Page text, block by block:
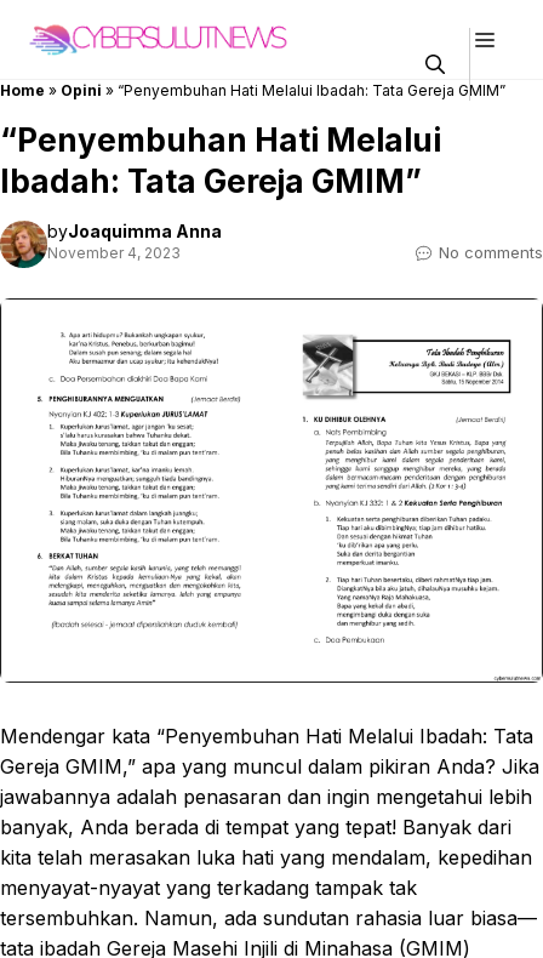
Home » Opini » “Penyembuhan Hati Melalui Ibadah: Tata Gereja GMIM”
“Penyembuhan Hati Melalui
Ibadah: Tata Gereja GMIM”
byJoaquimma Anna
November 4, 2023 No comments
Mendengar kata “Penyembuhan Hati Melalui Ibadah: Tata
Gereja GMIM,” apa yang muncul dalam pikiran Anda? Jika
jawabannya adalah penasaran dan ingin mengetahui lebih
banyak, Anda berada di tempat yang tepat! Banyak dari
kita telah merasakan luka hati yang mendalam, kepedihan
menyayat-nyayat yang terkadang tampak tak
tersembuhkan. Namun, ada sundutan rahasia luar biasa—
tata ibadah Gereja Masehi Injili di Minahasa (GMIM)